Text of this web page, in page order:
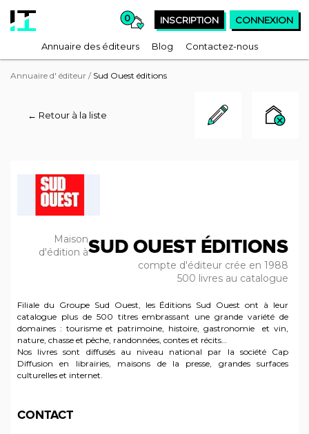
0 INSCRIPTION CONNEXION
Annuaire des éditeurs Blog Contactez-nous
Annuaire d' éditeur / Sud Ouest éditions
← Retour à la liste
SUD OUEST ÉDITIONS
Maison
d'édition à
compte d'éditeur crée en 1988
500 livres au catalogue
Filiale du Groupe Sud Ouest, les Éditions Sud Ouest ont à leur
catalogue plus de 500 titres embrassant une grande variété de
domaines : tourisme et patrimoine, histoire, gastronomie et vin,
nature, chasse et pêche, randonnées, contes et récits…
Nos livres sont diffusés au niveau national par la société Cap
Diffusion en librairies, maisons de la presse, grandes surfaces
culturelles et internet.
CONTACT